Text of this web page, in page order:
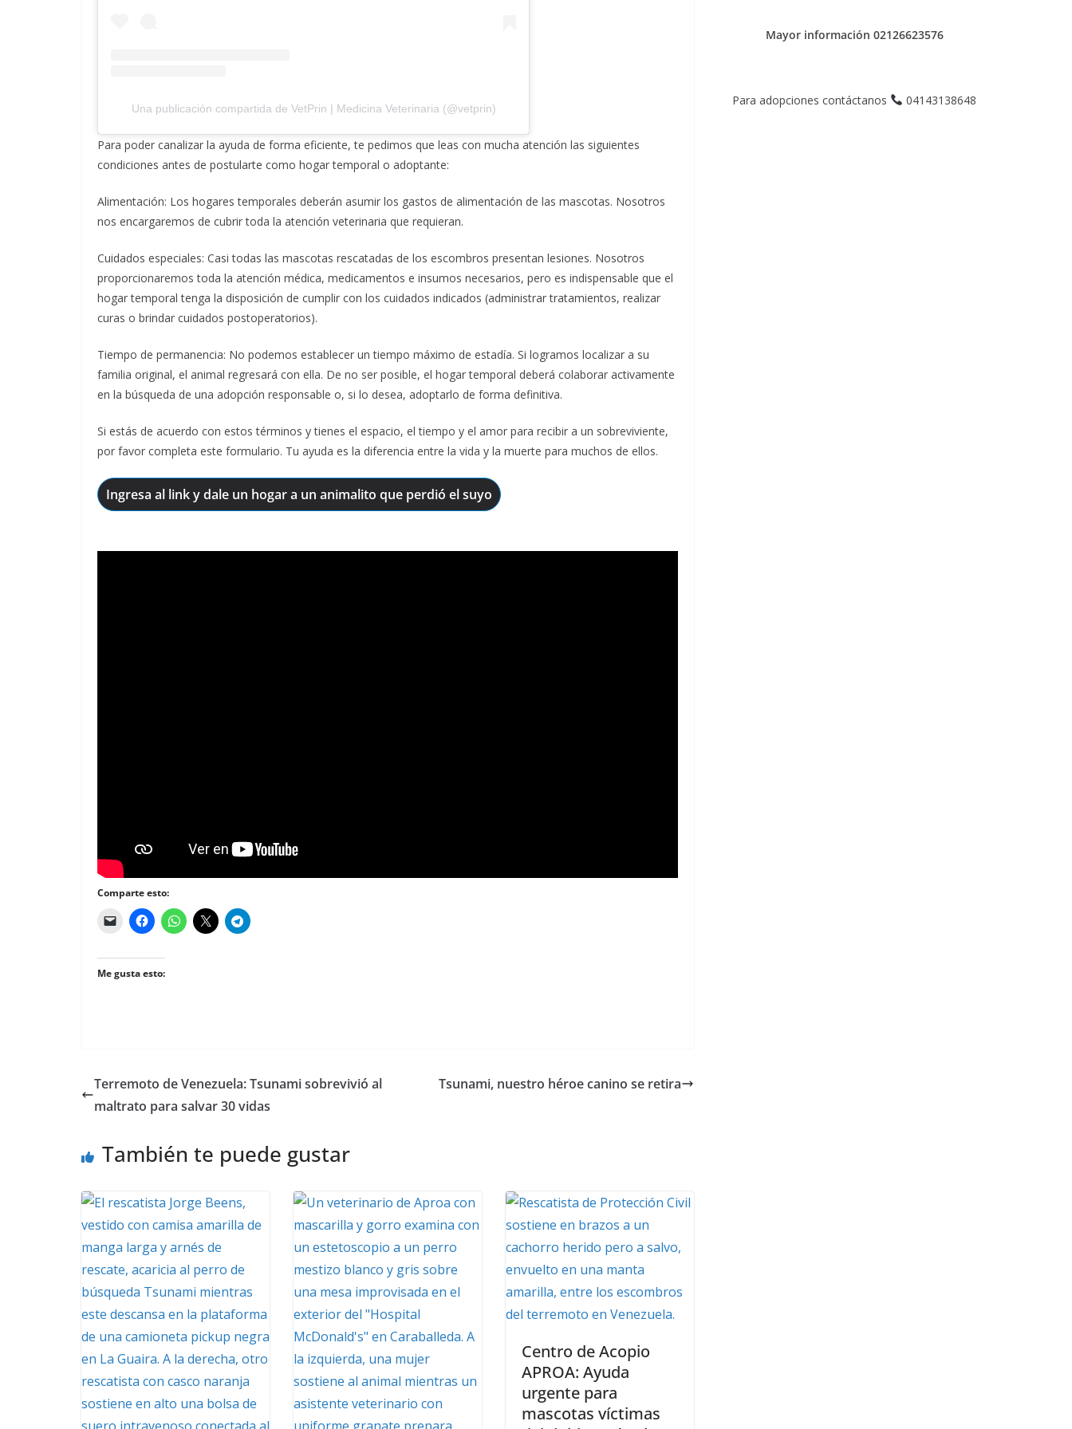
Una publicación compartida de VetPrin | Medicina Veterinaria (@vetprin)
Para poder canalizar la ayuda de forma eficiente, te pedimos que leas con mucha atención las siguientes
condiciones antes de postularte como hogar temporal o adoptante:
Alimentación: Los hogares temporales deberán asumir los gastos de alimentación de las mascotas. Nosotros
nos encargaremos de cubrir toda la atención veterinaria que requieran.
Cuidados especiales: Casi todas las mascotas rescatadas de los escombros presentan lesiones. Nosotros
proporcionaremos toda la atención médica, medicamentos e insumos necesarios, pero es indispensable que el
hogar temporal tenga la disposición de cumplir con los cuidados indicados (administrar tratamientos, realizar
curas o brindar cuidados postoperatorios).
Tiempo de permanencia: No podemos establecer un tiempo máximo de estadía. Si logramos localizar a su
familia original, el animal regresará con ella. De no ser posible, el hogar temporal deberá colaborar activamente
en la búsqueda de una adopción responsable o, si lo desea, adoptarlo de forma definitiva.
Si estás de acuerdo con estos términos y tienes el espacio, el tiempo y el amor para recibir a un sobreviviente,
por favor completa este formulario. Tu ayuda es la diferencia entre la vida y la muerte para muchos de ellos.
Ingresa al link y dale un hogar a un animalito que perdió el suyo
Comparte esto:
Me gusta esto:
Terremoto de Venezuela: Tsunami sobrevivió al
maltrato para salvar 30 vidas
Tsunami, nuestro héroe canino se retira
También te puede gustar
Centro de Acopio
APROA: Ayuda
urgente para
mascotas víctimas
Mayor información 02126623576
Para adopciones contáctanos 04143138648